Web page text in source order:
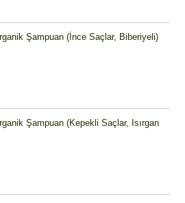
Şampuan (İnce Saçlar, Biberiyeli)
Şampuan (Kepekli Saçlar, Isırgan